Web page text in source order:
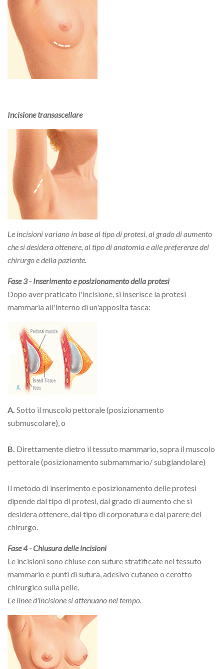
Incisione transascellare
Le incisioni variano in base al tipo di protesi, al grado di aumento
che si desidera ottenere, al tipo di anatomia e alle preferenze del
chirurgo e della paziente.
Fase 3 - Inserimento e posizionamento della protesi
Dopo aver praticato l'incisione, si inserisce la protesi
mammaria all'interno di un'apposita tasca:
A. Sotto il muscolo pettorale (posizionamento
submuscolare), o
B. Direttamente dietro il tessuto mammario, sopra il muscolo
pettorale (posizionamento submammario/ subglandolare)
Il metodo di inserimento e posizionamento delle protesi
dipende dal tipo di protesi, dal grado di aumento che si
desidera ottenere, dal tipo di corporatura e dal parere del
chirurgo.
Fase 4 - Chiusura delle incisioni
Le incisioni sono chiuse con suture stratificate nel tessuto
mammario e punti di sutura, adesivo cutaneo o cerotto
chirurgico sulla pelle.
Le linee d'incisione si attenuano nel tempo.